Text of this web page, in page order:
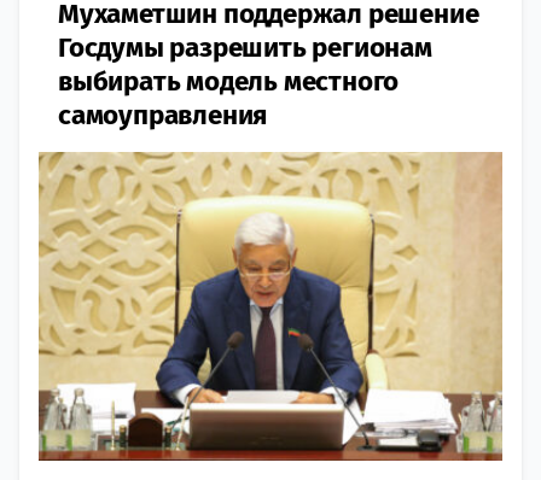
Мухаметшин поддержал решение
Госдумы разрешить регионам
выбирать модель местного
самоуправления